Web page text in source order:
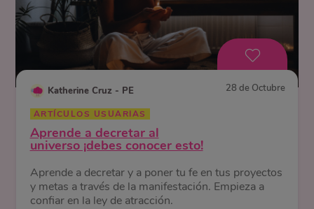
Katherine Cruz - PE 28 de Octubre
ARTÍCULOS USUARIAS
Aprende a decretar al
universo ¡debes conocer esto!
Aprende a decretar y a poner tu fe en tus proyectos
y metas a través de la manifestación. Empieza a
confiar en la ley de atracción.